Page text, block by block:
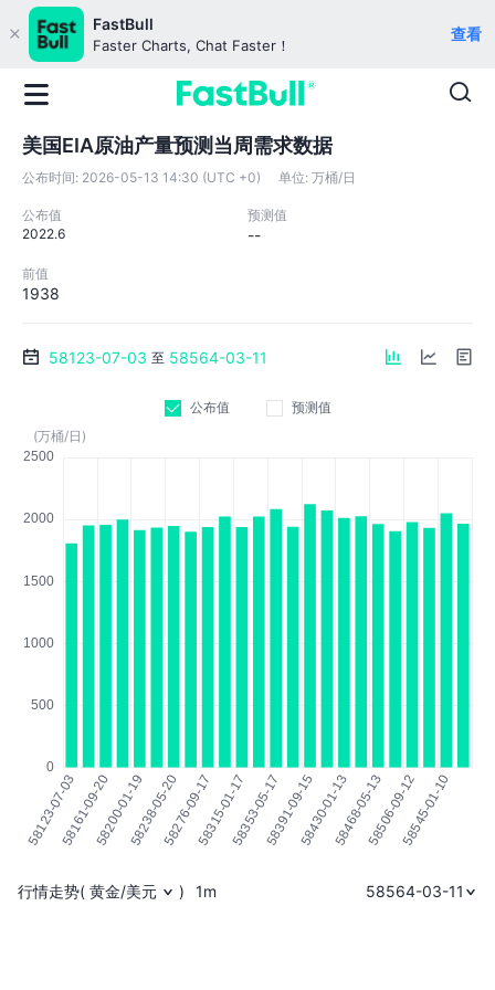
FastBull
Faster Charts, Chat Faster！
查看
美国EIA原油产量预测当周需求数据
公布时间: 2026-05-13 14:30 (UTC +0) 单位: 万桶/日
公布值
2022.6
预测值
--
前值
1938
58123-07-03 至 58564-03-11
公布值
预测值
(万桶/日)
行情走势( 黄金/美元 ) 1m 58564-03-11